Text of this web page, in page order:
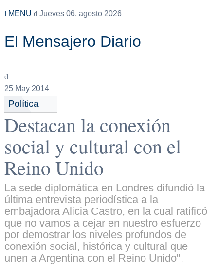
MENU Jueves 06, agosto 2026
El Mensajero Diario
25May 2014
Política
Destacan la conexión
social y cultural con el
Reino Unido
La sede diplomática en Londres difundió la
última entrevista periodística a la
embajadora Alicia Castro, en la cual ratificó
que no vamos a cejar en nuestro esfuerzo
por demostrar los niveles profundos de
conexión social, histórica y cultural que
unen a Argentina con el Reino Unido".